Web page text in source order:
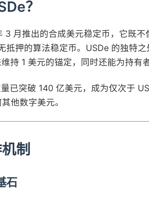
？
月推出的合成美元稳定币，它既不
抵押的算法稳定币。USDe 的独特
持 1 美元的锚定，同时还能为持有
已突破 140 亿美元，成为仅次于
他数字美元。
制
石